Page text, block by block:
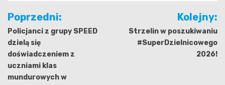
Nawigacja
wpisu
Poprzedni:
Policjanci z grupy SPEED
dzielą się
doświadczeniem z
uczniami klas
mundurowych w
Kolejny:
Strzelin w poszukiwaniu
#SuperDzielnicowego
2026!